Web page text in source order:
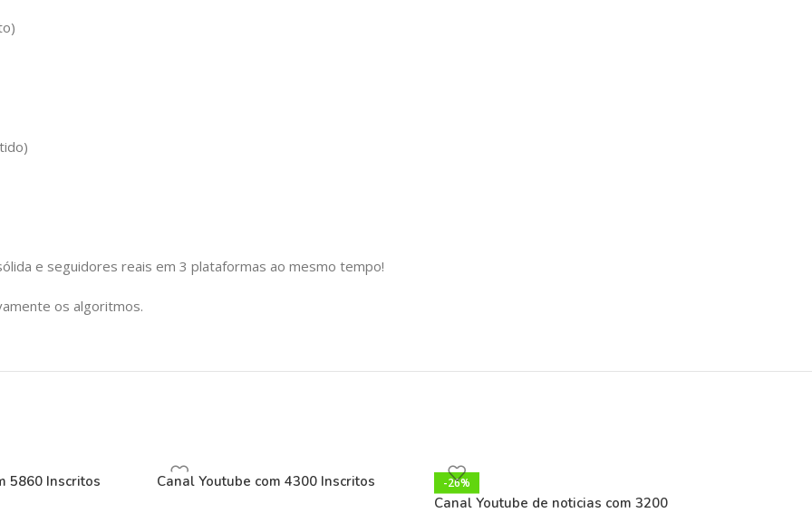
e seguidores reais em 3 plataformas ao mesmo tempo!
os algoritmos.
5860 Inscritos Canal Youtube com 4300 Inscritos -26%
Canal Youtube de noticias com 3200